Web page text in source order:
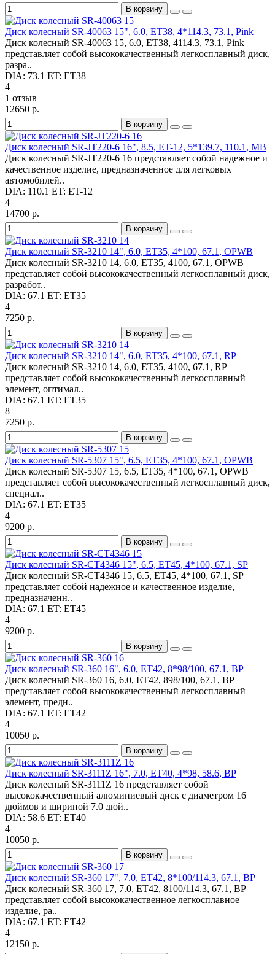
В корзину
Диск колесный SR-40063 15", 6.0, ET38, 4*114.3, 73.1, Pink
Диск колесный SR-40063 15, 6.0, ET38, 4114.3, 73.1, Pink
представляет собой высококачественный легкосплавный диск,
разра..
DIA: 73.1 ET: ET38
4
1 отзыв
12650 р.
В корзину
Диск колесный SR-JT220-6 16", 8.5, ET-12, 5*139.7, 110.1, MB
Диск колесный SR-JT220-6 16 представляет собой надежное и
качественное изделие, предназначенное для легковых
автомобилей..
DIA: 110.1 ET: ET-12
4
14700 р.
В корзину
Диск колесный SR-3210 14", 6.0, ET35, 4*100, 67.1, OPWB
Диск колесный SR-3210 14, 6.0, ET35, 4100, 67.1, OPWB
представляет собой высококачественный легкосплавный диск,
разработ..
DIA: 67.1 ET: ET35
4
7250 р.
В корзину
Диск колесный SR-3210 14", 6.0, ET35, 4*100, 67.1, RP
Диск колесный SR-3210 14, 6.0, ET35, 4100, 67.1, RP
представляет собой высококачественный легкосплавный
элемент, оптимал..
DIA: 67.1 ET: ET35
8
7250 р.
В корзину
Диск колесный SR-5307 15", 6.5, ET35, 4*100, 67.1, OPWB
Диск колесный SR-5307 15, 6.5, ET35, 4*100, 67.1, OPWB
представляет собой высококачественный легкосплавный диск,
специал..
DIA: 67.1 ET: ET35
4
9200 р.
В корзину
Диск колесный SR-CT4346 15", 6.5, ET45, 4*100, 67.1, SP
Диск колесный SR-CT4346 15, 6.5, ET45, 4*100, 67.1, SP
представляет собой надежное и качественное изделие,
предназначенн..
DIA: 67.1 ET: ET45
4
9200 р.
В корзину
Диск колесный SR-360 16", 6.0, ET42, 8*98/100, 67.1, BP
Диск колесный SR-360 16, 6.0, ET42, 898/100, 67.1, BP
представляет собой высококачественный легкосплавный
элемент, предн..
DIA: 67.1 ET: ET42
4
10050 р.
В корзину
Диск колесный SR-3111Z 16", 7.0, ET40, 4*98, 58.6, BP
Диск колесный SR-3111Z 16 представляет собой
высококачественный алюминиевый диск с диаметром 16
дюймов и шириной 7.0 дюй..
DIA: 58.6 ET: ET40
4
10050 р.
В корзину
Диск колесный SR-360 17", 7.0, ET42, 8*100/114.3, 67.1, BP
Диск колесный SR-360 17, 7.0, ET42, 8100/114.3, 67.1, BP
представляет собой высококачественное легкосплавное
изделие, ра..
DIA: 67.1 ET: ET42
4
12150 р.